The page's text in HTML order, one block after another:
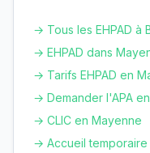
→ Tous les EHPAD à
→ EHPAD dans
→ Tarifs EHPAD en
→ Demander l'APA en
→ CLIC en Mayenne
→ Accueil temporaire